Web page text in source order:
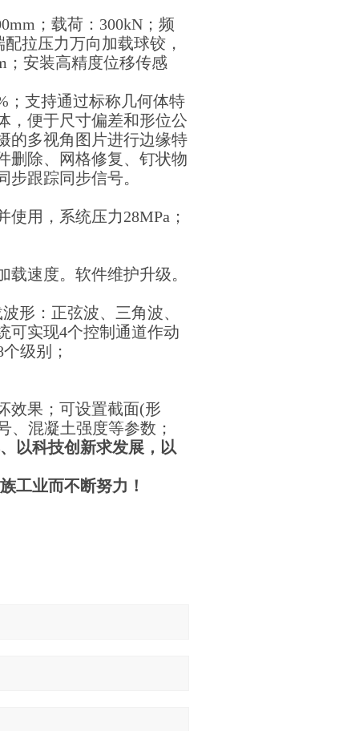
；载荷：300kN；频
拉压力万向加载球铰，
；安装高精度位移传感
；支持通过标称几何体特
，便于尺寸偏差和形位公
的多视角图片进行边缘特
删除、网格修复、钉状物
跟踪同步信号。
用，系统压力28MPa；
速度。软件维护升级。
形：正弦波、三角波、
可实现4个控制通道作动
级别；
效果；可设置截面(形
、混凝土强度等参数；
以科技创新求发展，以
业而不断努力！